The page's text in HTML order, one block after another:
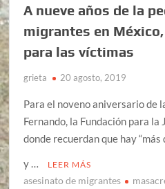
A nueve años de la
migrantes en
para las víctimas
grieta 20 agosto, 2019
Para el noveno aniversario de
Fernando, la Fundación para
donde recuerdan que hay
y …
LEER MÁS
asesinato de migrantes